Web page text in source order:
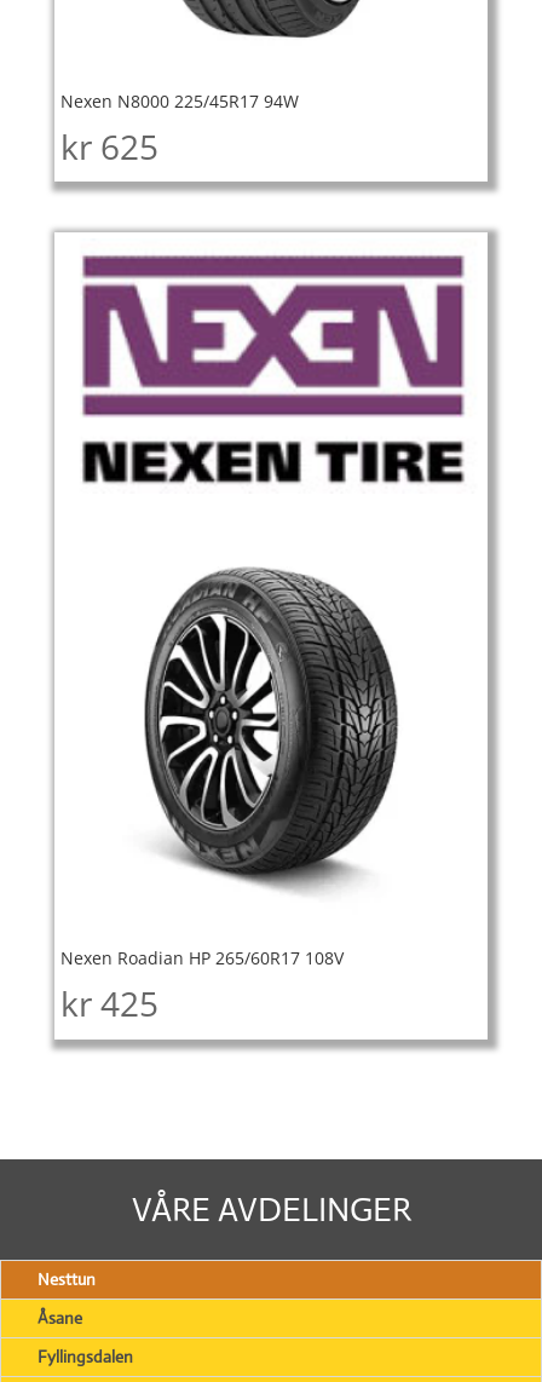
Nexen N8000 225/45R17 94W
kr 625
Nexen Roadian HP 265/60R17 108V
kr425
VÅRE AVDELINGER
Nesttun
Åsane
Fyllingsdalen